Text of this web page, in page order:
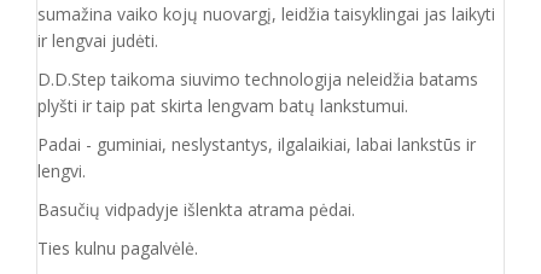
sumažina vaiko kojų nuovargį, leidžia taisyklingai jas laikyti
ir lengvai judėti.
D.D.Step taikoma siuvimo technologija neleidžia batams
plyšti ir taip pat skirta lengvam batų lankstumui.
Padai - guminiai, neslystantys, ilgalaikiai, labai lankstūs ir
lengvi.
Basučių vidpadyje išlenkta atrama pėdai.
Ties kulnu pagalvėlė.